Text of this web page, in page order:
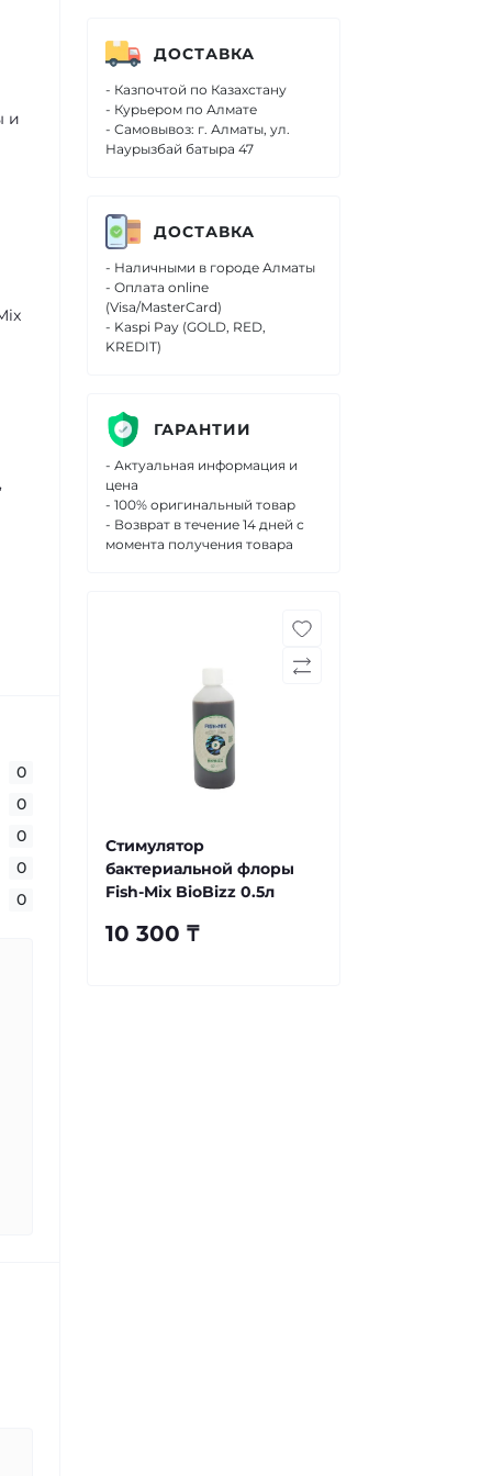
и
0
0
0
0
0
ДОСТАВКА
- Казпочтой по Казахстану
- Курьером по Алмате
- Самовывоз: г. Алматы, ул.
Наурызбай батыра 47
ДОСТАВКА
- Наличными в городе Алматы
- Оплата online
(Visa/MasterCard)
- Kaspi Pay (GOLD, RED,
KREDIT)
ГАРАНТИИ
- Актуальная информация и
цена
- 100% оригинальный товар
- Возврат в течение 14 дней с
момента получения товара
Стимулятор
бактериальной флоры
Fish-Mix BioBizz 0.5л
10 300 ₸